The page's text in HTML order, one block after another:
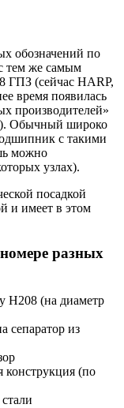
обозначений по
тем же самым
ГПЗ (сейчас HARP,
время появилась
производителей»
Обычный широко
с такими
можно
узлах).
посадкой
и имеет в этом
разных
H208 (на диаметр
сепаратор из
(по